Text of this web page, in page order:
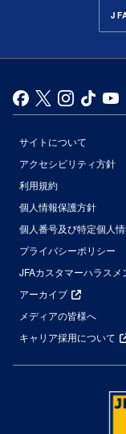
サイトについて
アクセシビリティ方針
利用規約
個人情報保護方針
個人番号及び特定個人
プライバシーポリシー
JFAカスタマーハラスメ
アーカイブ
メディアの皆様へ
キャリア採用について